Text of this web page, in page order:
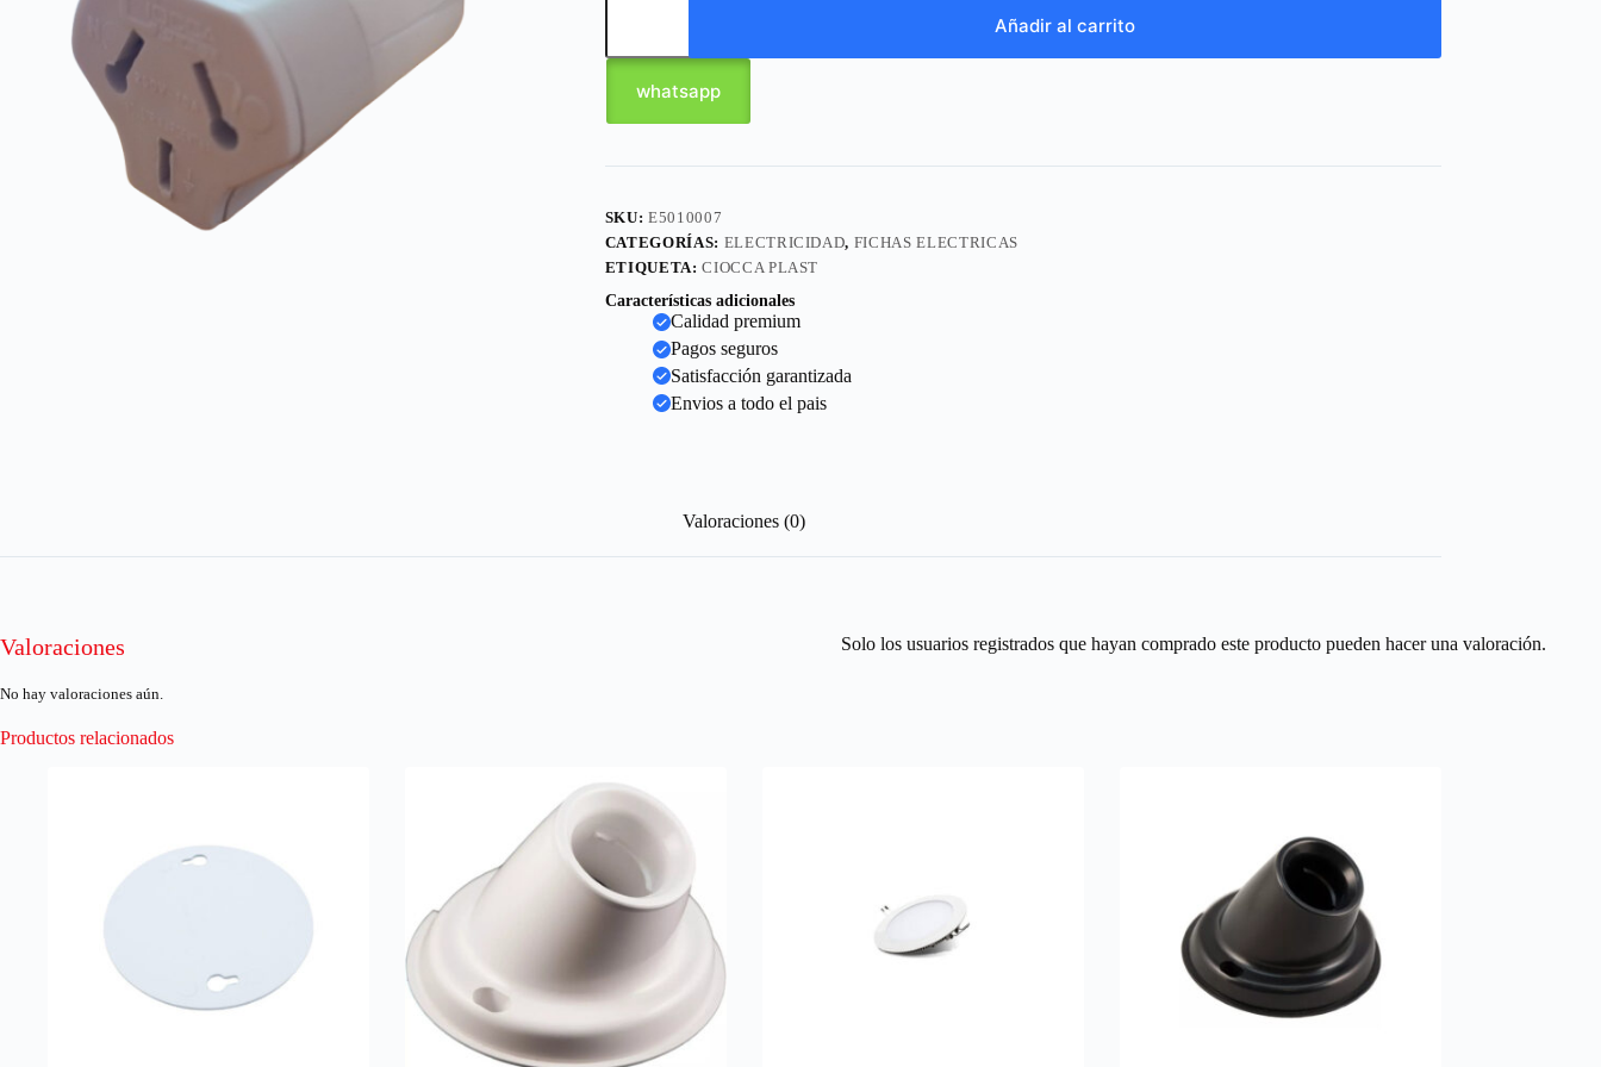
Añadir al carrito
whatsapp
SKU:E5010007
CATEGORÍAS: ELECTRICIDAD, FICHAS ELECTRICAS
ETIQUETA:CIOCCA PLAST
Características adicionales
Calidad premium
Pagos seguros
Satisfacción garantizada
Envios a todo el pais
Valoraciones (0)
Valoraciones
No hay valoraciones aún.
Solo los usuarios registrados que hayan comprado este producto pueden hacer una valoración.
Productos relacionados